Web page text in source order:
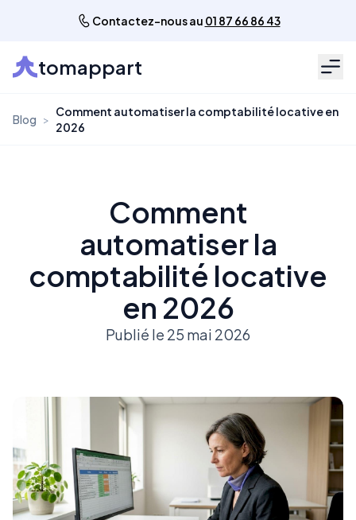
Contactez-nous au 01 87 66 86 43
tomappart
Blog >
Comment automatiser la comptabilité locative en
2026
Comment
automatiser la
comptabilité locative
en 2026
Publié le 25 mai 2026